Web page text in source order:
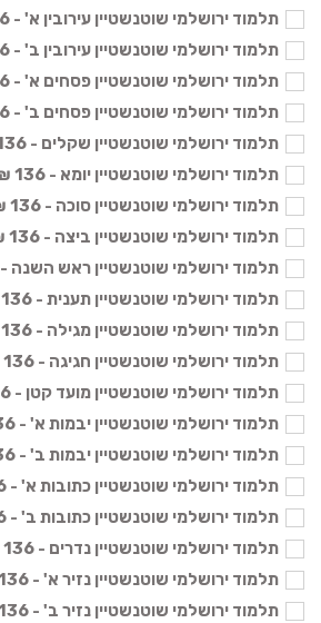
תלמוד ירושלמי שוטנשטיין עירובין א' - 136 ₪
תלמוד ירושלמי שוטנשטיין עירובין ב' - 136 ₪
תלמוד ירושלמי שוטנשטיין פסחים א' - 136 ₪
תלמוד ירושלמי שוטנשטיין פסחים ב' - 136 ₪
תלמוד ירושלמי שוטנשטיין שקלים - 136 ₪
תלמוד ירושלמי שוטנשטיין יומא - 136 ₪
תלמוד ירושלמי שוטנשטיין סוכה - 136 ₪
תלמוד ירושלמי שוטנשטיין ביצה - 136 ₪
תלמוד ירושלמי שוטנשטיין ראש השנה - 136 ₪
תלמוד ירושלמי שוטנשטיין תענית - 136 ₪
תלמוד ירושלמי שוטנשטיין מגילה - 136 ₪
תלמוד ירושלמי שוטנשטיין חגיגה - 136 ₪
תלמוד ירושלמי שוטנשטיין מועד קטן - 136 ₪
תלמוד ירושלמי שוטנשטיין יבמות א' - 136 ₪
תלמוד ירושלמי שוטנשטיין יבמות ב' - 136 ₪
תלמוד ירושלמי שוטנשטיין כתובות א' - 136 ₪
תלמוד ירושלמי שוטנשטיין כתובות ב' - 136 ₪
תלמוד ירושלמי שוטנשטיין נדרים - 136 ₪
תלמוד ירושלמי שוטנשטיין נזיר א' - 136 ₪
תלמוד ירושלמי שוטנשטיין נזיר ב' - 136 ₪